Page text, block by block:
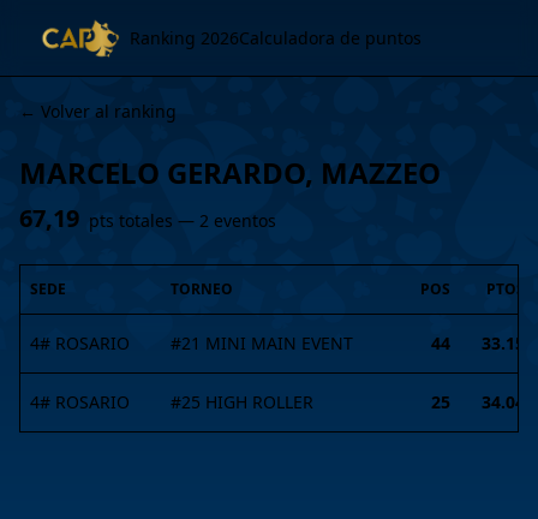
Ranking 2026Calculadora de puntos
← Volver al ranking
MARCELO GERARDO, MAZZEO
67,19 pts totales — 2 eventos
SEDE TORNEO POS PTOS
4# ROSARIO #21 MINI MAIN EVENT 44 33.15
4# ROSARIO #25 HIGH ROLLER 25 34.04